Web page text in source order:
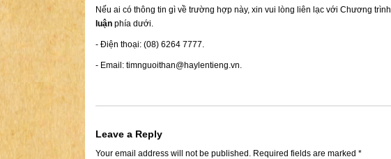
Nếu ai có thông tin gì về trường hợp này, xin vui lòng liên lạc với Chương trình
luận phía dưới.
- Điện thoại: (08) 6264 7777.
- Email: timnguoithan@haylentieng.vn.
Leave a Reply
Your email address will not be published. Required fields are marked *